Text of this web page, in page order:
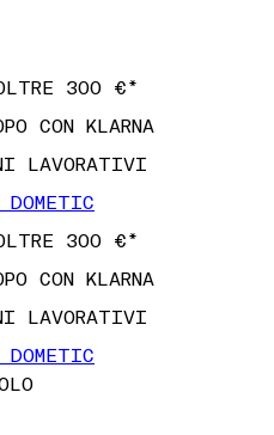
300 €*
CON KLARNA
LAVORATIVI
DOMETIC
300 €*
CON KLARNA
LAVORATIVI
DOMETIC